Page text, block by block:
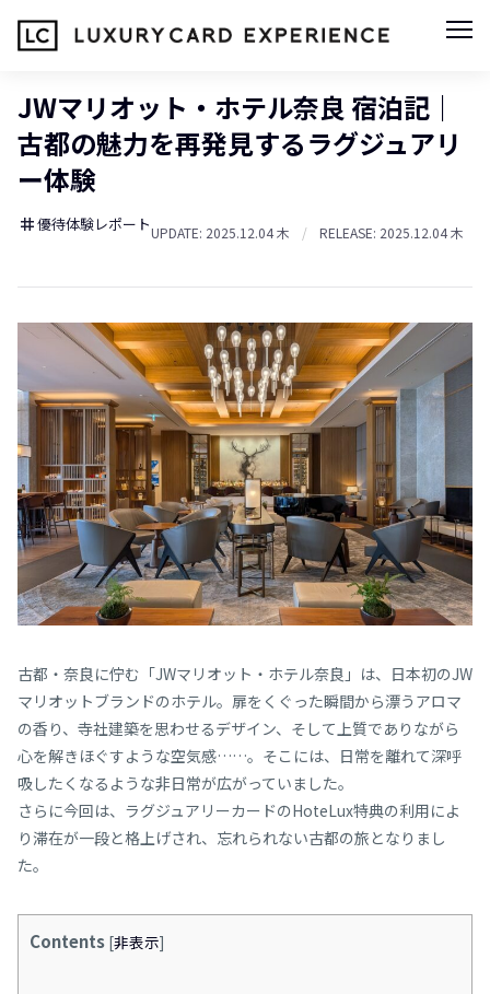
JWマリオット・ホテル奈良 宿泊記｜
古都の魅力を再発見するラグジュアリ
ー体験
tag優待体験レポートUPDATE: 2025.12.04 木 / RELEASE: 2025.12.04 木
古都・奈良に佇む「JWマリオット・ホテル奈良」は、日本初のJW
マリオットブランドのホテル。扉をくぐった瞬間から漂うアロマ
の香り、寺社建築を思わせるデザイン、そして上質でありながら
心を解きほぐすような空気感……。そこには、日常を離れて深呼
吸したくなるような非日常が広がっていました。
さらに今回は、ラグジュアリーカードのHoteLux特典の利用によ
り滞在が一段と格上げされ、忘れられない古都の旅となりまし
た。
Contents [非表示]